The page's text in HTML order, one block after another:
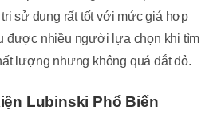
sử dụng rất tốt với mức giá hợp
được nhiều người lựa chọn khi tìm
lượng nhưng không quá đắt đỏ.
Lubinski Phổ Biến